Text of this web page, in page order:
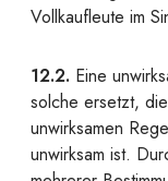
Vollkaufleute im
12.2. Eine
solche ersetzt,
unwirksamen
unwirksam ist.